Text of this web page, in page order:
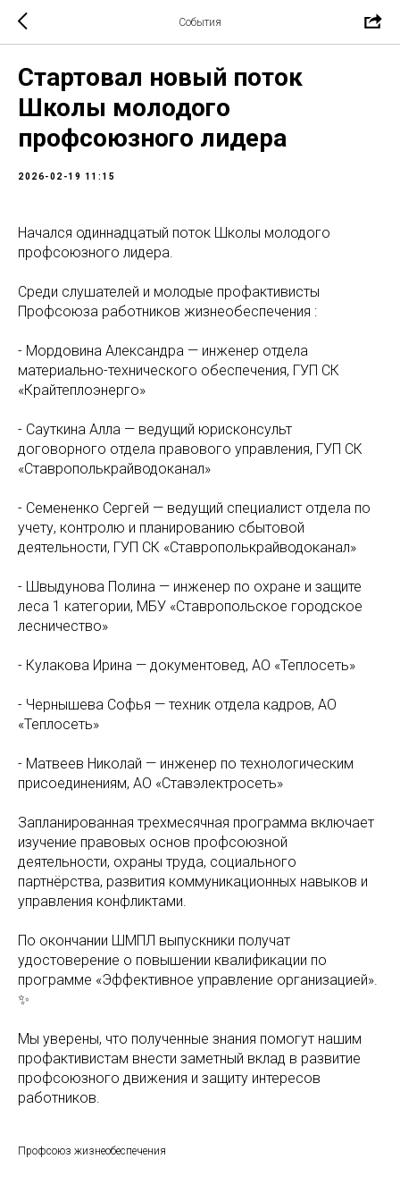
События
Стартовал новый поток
Школы молодого
профсоюзного лидера
2026-02-19 11:15
Начался одиннадцатый поток Школы молодого
профсоюзного лидера.
Среди слушателей и молодые профактивисты
Профсоюза работников жизнеобеспечения :
- Мордовина Александра — инженер отдела
материально-технического обеспечения, ГУП СК
«Крайтеплоэнерго»
- Сауткина Алла — ведущий юрисконсульт
договорного отдела правового управления, ГУП СК
«Ставрополькрайводоканал»
- Семененко Сергей — ведущий специалист отдела по
учету, контролю и планированию сбытовой
деятельности, ГУП СК «Ставрополькрайводоканал»
- Швыдунова Полина — инженер по охране и защите
леса 1 категории, МБУ «Ставропольское городское
лесничество»
- Кулакова Ирина — документовед, АО «Теплосеть»
- Чернышева Софья — техник отдела кадров, АО
«Теплосеть»
- Матвеев Николай — инженер по технологическим
присоединениям, АО «Ставэлектросеть»
Запланированная трехмесячная программа включает
изучение правовых основ профсоюзной
деятельности, охраны труда, социального
партнёрства, развития коммуникационных навыков и
управления конфликтами.
По окончании ШМПЛ выпускники получат
удостоверение о повышении квалификации по
программе «Эффективное управление организацией».
✨
Мы уверены, что полученные знания помогут нашим
профактивистам внести заметный вклад в развитие
профсоюзного движения и защиту интересов
работников.
Профсоюз жизнеобеспечения